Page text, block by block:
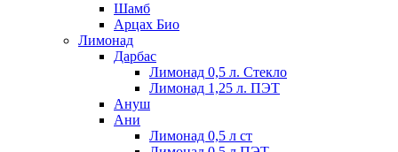
Шамб
Арцах Био
Лимонад
Дарбас
Лимонад 0,5 л. Стекло
Лимонад 1,25 л. ПЭТ
Ануш
Ани
Лимонад 0,5 л ст